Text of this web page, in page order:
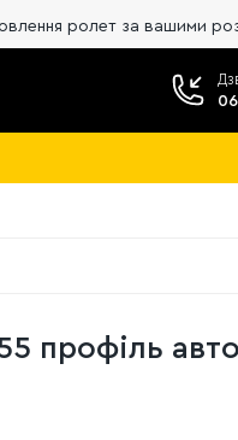
за вашими розмірами.
профіль